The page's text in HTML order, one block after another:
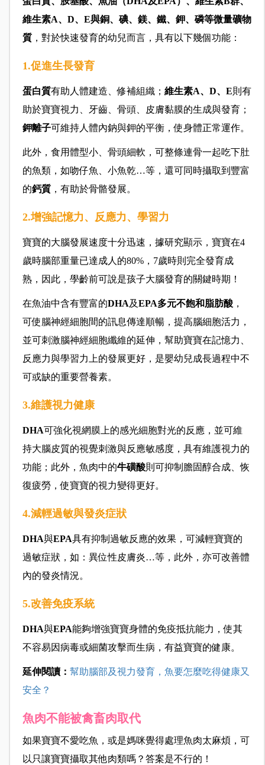
維生素A、D、E與銅、碘、鎂、鐵、鉀、磷等微量礦物
質，對於快速發育的幼兒而言，具有以下幾個功能：
1.促進生長發育
蛋白質有助人體建造、修補組織； 維生素A、D、E則有
助於寶寶視力、牙齒、骨頭、皮膚黏膜的生成與發育；
鉀離子可維持人體內鈉與鉀的平衡，使身體正常運作。
此外，食用體型小、骨頭細軟，可整條連骨一起吃下肚
的魚類，如吻仔魚、小魚乾…等，還可同時攝取到豐富
的鈣質，有助於骨骼發展。
2.增強記憶力、反應力、學習力
寶寶的大腦發展速度十分迅速，據研究顯示，寶寶在4
歲時腦部重量已達成人的80%，7歲時則完全發育成
熟，因此，學齡前可說是孩子大腦發育的關鍵時期！
在魚油中含有豐富的DHA及EPA多元不飽和脂肪酸，
可使腦神經細胞間的訊息傳達順暢，提高腦細胞活力，
並可刺激腦神經細胞纖維的延伸，幫助寶寶在記憶力、
反應力與學習力上的發展更好，是嬰幼兒成長過程中不
可或缺的重要營養素。
3.維護視力健康
DHA可強化視網膜上的感光細胞對光的反應，並可維
持大腦皮質的視覺刺激與反應敏感度，具有維護視力的
功能；此外，魚肉中的牛磺酸則可抑制膽固醇合成、恢
復疲勞，使寶寶的視力變得更好。
4.減輕過敏與發炎症狀
DHA與EPA具有抑制過敏反應的效果，可減輕寶寶的
過敏症狀，如：異位性皮膚炎…等，此外，亦可改善體
內的發炎情況。
5.改善免疫系統
DHA與EPA能夠增強寶寶身體的免疫抵抗能力，使其
不容易因病毒或細菌攻擊而生病，有益寶寶的健康。
延伸閱讀： 幫助腦部及視力發育，魚要怎麼吃得健康又
安全？
魚肉不能被禽畜肉取代
如果寶寶不愛吃魚，或是媽咪覺得處理魚肉太麻煩，可
以只讓寶寶攝取其他肉類嗎？答案是不行的！